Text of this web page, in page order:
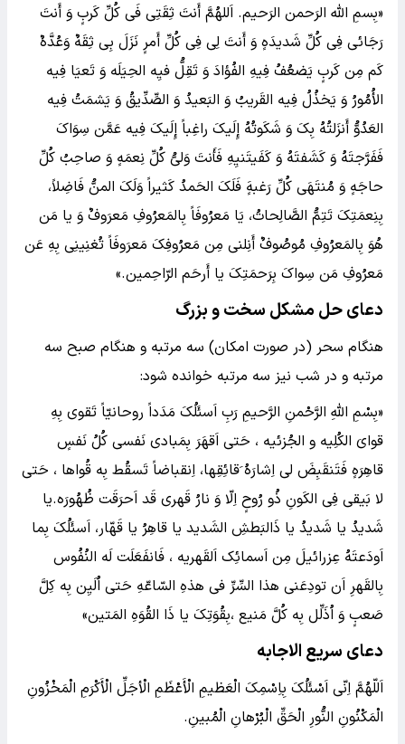
«بِسمِ الله الرَحمن الرَحیم. اَللهُمَّ أَنتَ ثِقَتِی فَی کُلِّ کَربٍ وَ أَنتَ
رَجَائی فِی کُلِّ شَدیدَهٍ وَ أَنتَ لِی فِی کُلِّ أَمرٍ نَزَلَ بِی ثِقَهٌ وَعُدَّهٌ
کَم مِن کَربٍ یَضعُفُ فِیهِ الفُؤادَ وَ تَقِلُّ فیِه الحِیَلَه وَ تَعیَا فِیه
الأُمُورُ وَ یَخذُلُ فِیه القَریبُ وَ البَعیدُ وَ الصِّدِّیقُ وَ یَشمَتُ فِیه
العَدُوُّ أَنزَلتُهُ بِکَ وَ شَکَوتُهُ إِلَیکَ راغِباً إِلَیکَ فِیه عَمَّن سِوَاکَ
فَفَرَّجتَهُ وَ کَشَفتَهُ وَ کَفَیتَنیِهِ فَأَنتَ وَلیُّ کُلِّ نِعمَهٍ وَ صاحِبُ کُلِّ
حاجَهٍ وَ مُنتَهَی کُلِّ رَغبهٍَ فَلَکَ الحَمدُ کَثیراً وَلَکَ المنُّ فَاضِلاً،
بِنِعمَتِکَ تَتِمُّ الصَّالِحاتُ، یَا مَعرُوفَاً بِالمَعرُوفِ مَعرَوفٌ وَ یا مَن
هُوَ بِالمَعرُوفِ مُوصُوفٌ أَنِلنی مِن مَعرُوفِکَ مَعرَوفَاً تُغنِینِی بِهِ عَن
مَعرُوفِ مَن سِواکَ بِرَحمَتِکَ یا أَرحَم الرّاحِمین.»
دعای حل مشکل سخت و بزرگ
هنگام سحر (در صورت امکان) سه مرتبه و هنگام صبح سه
مرتبه و در شب نیز سه مرتبه خوانده شود:
«بِسْمِ اللَّهِ الرَّحْمنِ الرَّحیمِ رَبِ اَسئَلُکَ مَدَداً روحانیّاً تَقوی بِهِ
قوایَ الکُلِیه و الجُزئیه ، حَتی اَقهَرَ بِمَبادی نَفسی کُلُ نَفسٍ
قاهِرَهٍ فَتَنقَبِضَ لی اِشارَهُ َقائِقِها، اِنقباضاً تَسقُط بِه قُواها ، حَتی
لا بَیقی فِی الکَونِ ذُو رُوحٍ اِلّا وَ نارُ قَهری قَد اَحرَقَت ظُهُورَه.یا
شَدیدُ یا شَدیدُ یا ذَالبَطشِ الشَدید یا قاهِرُ یا قَهّار، اَسئَلُکَ بِما
اَودَعتَهُ عِزرائیلَ مِن اَسمائِک اَلقَهریه ، فَانفَعَلَت لَه النُفُوس
بِالقَهرِ اَن تودِعَنی هذا السِّرِّ فی هذهِ السّاعّهِ حَتی اُلَیِن بِه کِلَّ
صَعبٍ وَ اُذَلِّل بِه کُلَّ مَنیع ،بِقُوَتِکَ یا ذَا القُوَهِ المَتین»
دعای سریع الاجابه
اَللّهُمَّ اِنّی اَسْئَلُکَ بِاِسْمِکَ الْعَظیمِ الْأَعْظَمِ الْأجَلِّ الْأَکْرَمِ الْمَخْزُونِ
الْمَکْنُونِ النُّورِ الْحَقِّ الْبُرْهانِ الْمُبینِ.